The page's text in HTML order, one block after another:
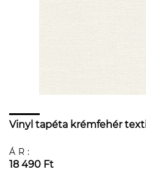
Vinyl tapéta krémfehér
ÁR:
18 490 Ft